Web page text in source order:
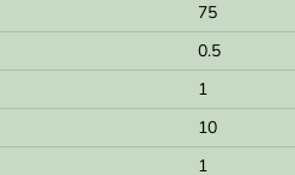
75
0.5
1
10
1